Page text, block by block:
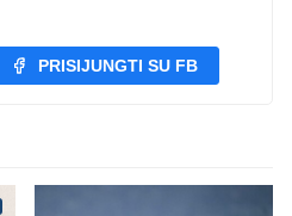
PRISIJUNGTI SU FB